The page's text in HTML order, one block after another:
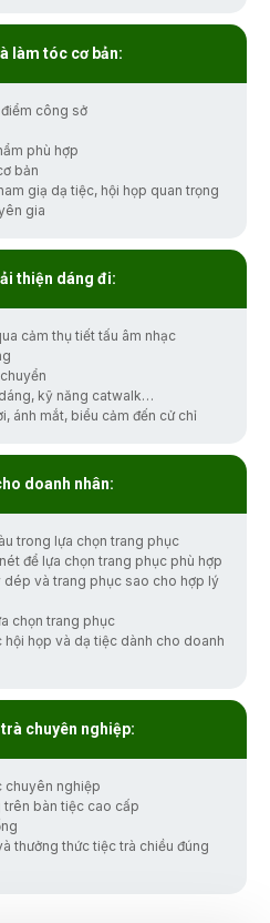
làm tóc cơ bản:
công sở
phù hợp
bản
giạ dạ tiệc, hội họp quan trọng
gia
thiện dáng đi:
cảm thụ tiết tấu âm nhạc
kỹ năng catwalk…
ánh mắt, biểu cảm đến cử chỉ
doanh nhân:
trong lựa chọn trang phục
để lựa chọn trang phục phù hợp
dép và trang phục sao cho hợp lý
chọn trang phục
họp và dạ tiệc dành cho doanh
chuyên nghiệp:
chuyên nghiệp
trên bàn tiệc cao cấp
thưởng thức tiệc trà chiều đúng